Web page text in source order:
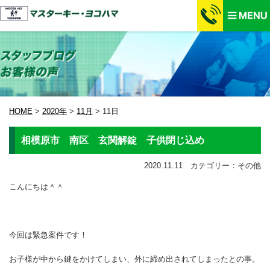
HOME > 2020年 > 11月 > 11日
相模原市 南区 玄関解錠 子供閉じ込め
2020.11.11 カテゴリー：その他
こんにちは＾＾
今回は緊急案件です！
お子様が中から鍵をかけてしまい、外に締め出されてしまったとの事。